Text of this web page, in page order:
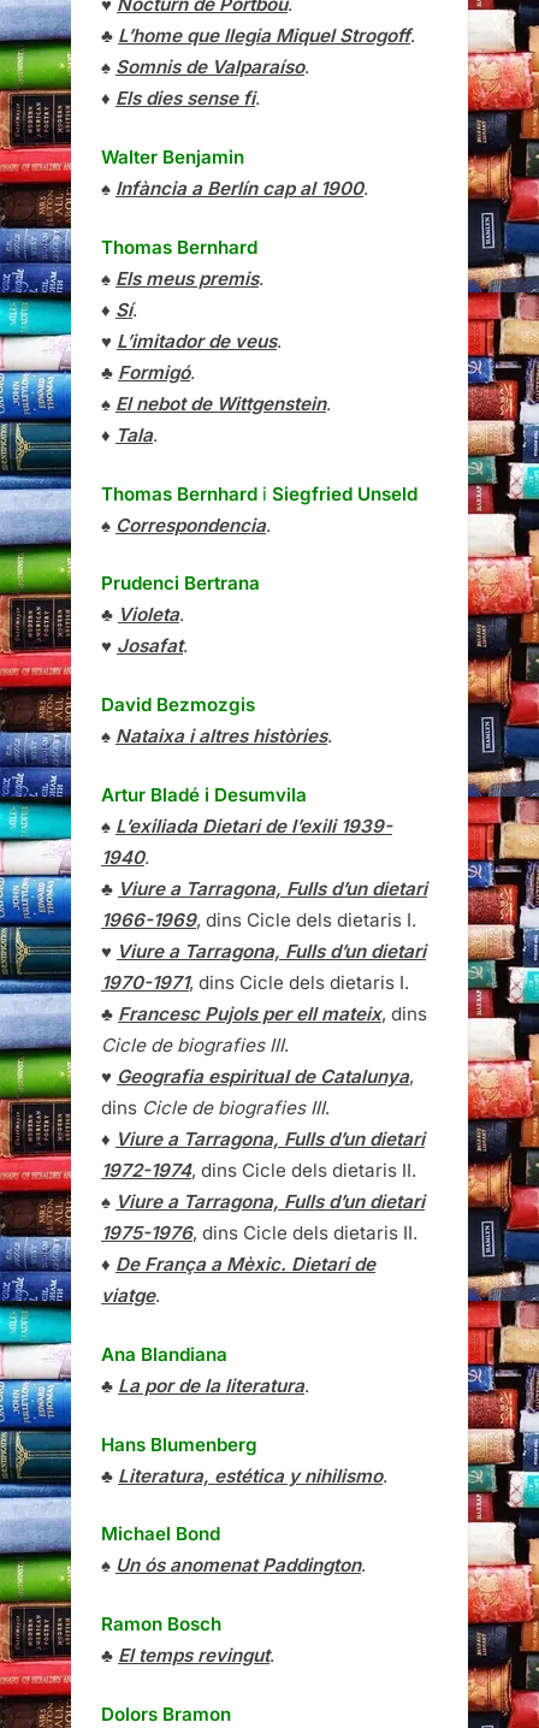
♣ L’home que llegia Miquel Strogoff.
♠ Somnis de Valparaíso.
♦ Els dies sense fi.
Walter Benjamin
♠ Infància a Berlín cap al 1900.
Thomas Bernhard
♠ Els meus premis.
♦ Sí.
♥ L’imitador de veus.
♣ Formigó.
♠ El nebot de Wittgenstein.
♦ Tala.
Thomas Bernhard i Siegfried Unseld
♠ Correspondencia.
Prudenci Bertrana
♣ Violeta.
♥ Josafat.
David Bezmozgis
♠ Nataixa i altres històries.
Artur Bladé i Desumvila
♠ L’exiliada Dietari de l’exili 1939-
1940.
♣ Viure a Tarragona, Fulls d’un dietari
1966-1969, dins Cicle dels dietaris I.
♥ Viure a Tarragona, Fulls d’un dietari
1970-1971, dins Cicle dels dietaris I.
♣ Francesc Pujols per ell mateix, dins
Cicle de biografies III.
♥ Geografia espiritual de Catalunya,
dins Cicle de biografies III.
♦ Viure a Tarragona, Fulls d’un dietari
1972-1974, dins Cicle dels dietaris II.
♠ Viure a Tarragona, Fulls d’un dietari
1975-1976, dins Cicle dels dietaris II.
♦ De França a Mèxic. Dietari de
viatge.
Ana Blandiana
♣ La por de la literatura.
Hans Blumenberg
♣ Literatura, estética y nihilismo.
Michael Bond
♠ Un ós anomenat Paddington.
Ramon Bosch
♣ El temps revingut.
Dolors Bramon